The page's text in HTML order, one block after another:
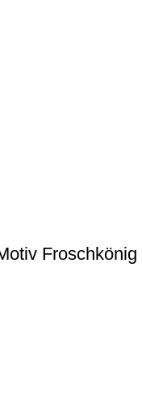
Froschkönig